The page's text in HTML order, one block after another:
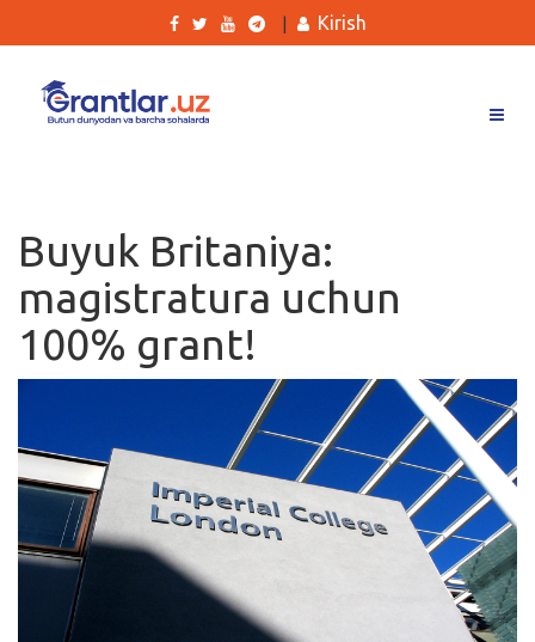
Ishlar
Kurslar
Blog
Qidirish
Kirish
Kirish
Buyuk Britaniya:
magistratura uchun
100% grant!